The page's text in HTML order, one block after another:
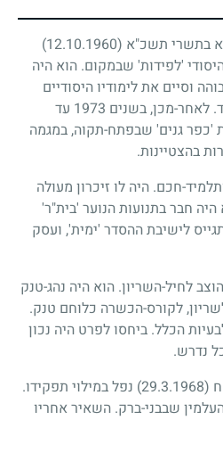
בתשרי תשכ"א (12.10.1960)
'לפידות' שבמקום. הוא היה
וסיים את לימודיו היסודיים
לאחר-מכן, בשנים 1973 עד
'כפר גנים' שבפתח-תקוה, במגמה
בהצטיינות.
חכם. היה לו זיכרון מעולה
היה חבר בתנועות הנוער 'בית"ר'
לישיבת ההסדר 'ימית', ועסק
לחיל-השריון. הוא היה נהג-טנק
לקורס-הכשרה כלוחם טנק.
הכלל. ביחסו לפרט היה נכון
נדרש.
(29.3.1968)
נפל במילוי תפקידו.
שבבני-ברק. השאיר אחריו